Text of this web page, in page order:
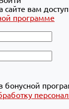
сайте вам
программе
бонусной